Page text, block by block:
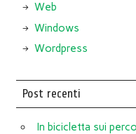
Web
Windows
Wordpress
Post recenti
In bicicletta sui